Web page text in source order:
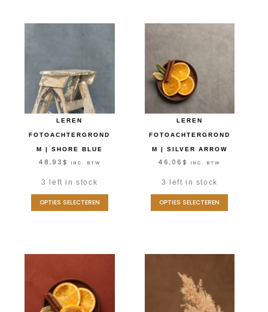
LEREN
FOTOACHTERGROND
M | SHORE BLUE
48,93 $ INC. BTW
3 left in stock
OPTIES SELECTEREN
LEREN
FOTOACHTERGROND
M | SILVER ARROW
46,06 $ INC. BTW
3 left in stock
OPTIES SELECTEREN